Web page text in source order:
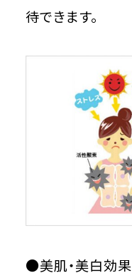
待できます。
●美肌・美白効果